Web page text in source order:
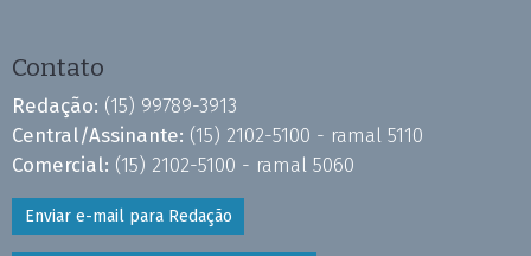
Contato
Redação: (15) 99789-3913
Central/Assinante: (15) 2102-5100 - ramal 5110
Comercial: (15) 2102-5100 - ramal 5060
Enviar e-mail para Redação